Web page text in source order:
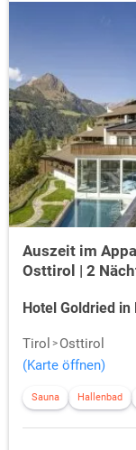
Auszeit im
Osttirol | 2
Hotel Goldried
Tirol
Osttirol
(Karte öffnen)
Sauna Hallenbad